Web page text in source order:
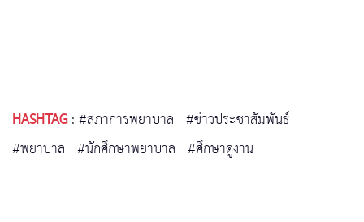
HASHTAG:#สภาการพยาบาล #ข่าวประชาสัมพันธ์
#พยาบาล #นักศึกษาพยาบาล #ศึกษาดูงาน